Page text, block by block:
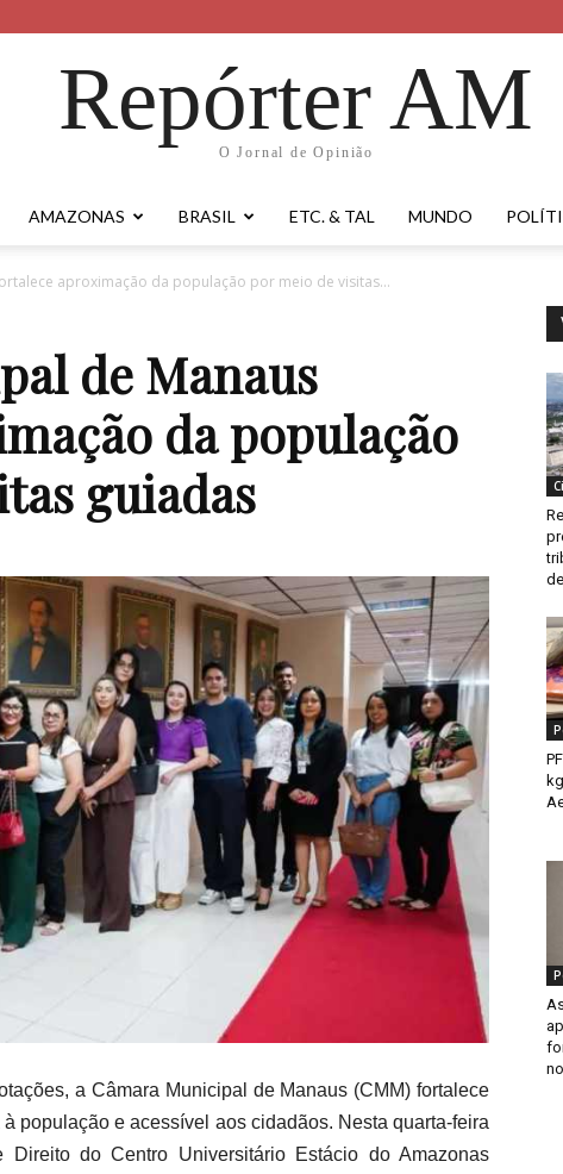
Repórter AM
O Jornal de Opinião
AMAZONAS BRASIL ETC. & TAL MUNDO
aproximação da população por meio de visitas...
de Manaus
da população
guiadas
a Câmara Municipal de Manaus (CMM) fortalece
população e acessível aos cidadãos. Nesta quarta-feira
do Centro Universitário Estácio do Amazonas